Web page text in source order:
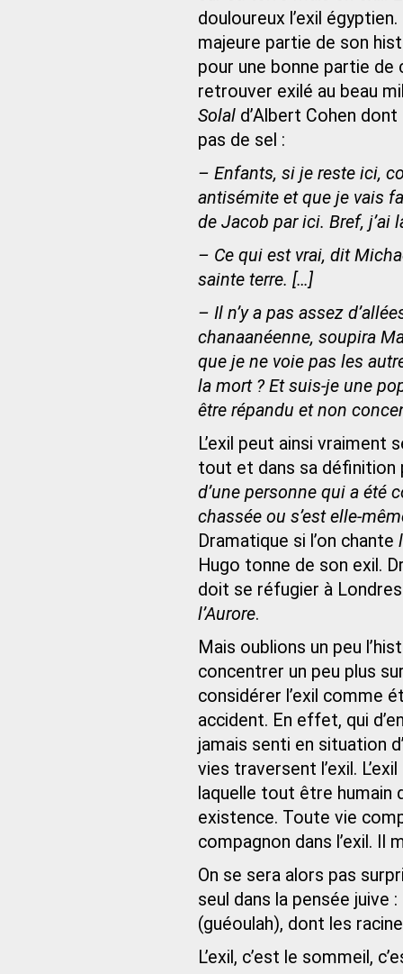
douloureux l’exil
majeure partie de son
pour une bonne partie de
retrouver exilé au beau
Solal d’Albert Cohen
pas de sel :
– Enfants, si je reste ici,
antisémite et que je vais
de Jacob par ici. Bref, j’ai
– Ce qui est vrai, dit
sainte terre. […]
– Il n’y a pas assez
chanaanéenne, soupira
que je ne voie pas les
la mort ? Et suis-je une
être répandu et non
L’exil peut ainsi
tout et dans sa définition
d’une personne qui a été
chassée ou s’est elle-
Dramatique si l’on chante
Hugo tonne de son exil.
doit se réfugier à
l’Aurore.
Mais oublions un peu
concentrer un peu plus
considérer l’exil comme
accident. En effet, qui
jamais senti en situation
vies traversent l’exil.
laquelle tout être humain
existence. Toute vie
compagnon dans l’exil. Il
On se sera alors pas
seul dans la pensée juive
(guéoulah), dont les
L’exil, c’est le sommeil,